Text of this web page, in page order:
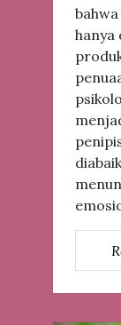
hanya